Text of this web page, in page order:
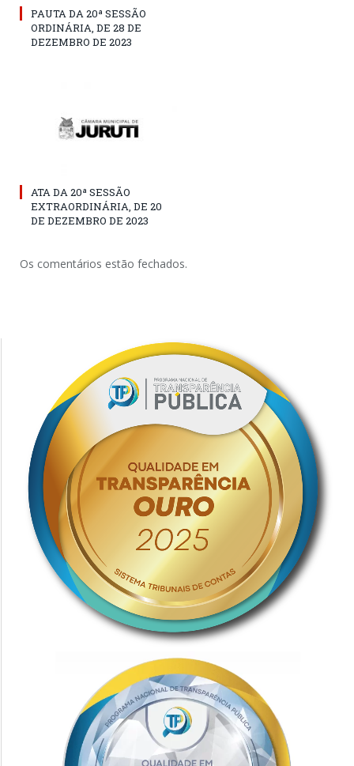
PAUTA DA 20ª SESSÃO
ORDINÁRIA, DE 28 DE
DEZEMBRO DE 2023
ATA DA 20ª SESSÃO
EXTRAORDINÁRIA, DE 20
DE DEZEMBRO DE 2023
Os comentários estão fechados.